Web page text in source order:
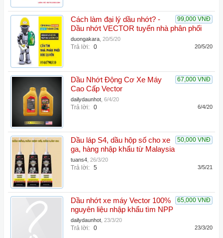
99,000 VNĐ
Cách làm đại lý dầu nhớt? -
Dầu nhớt VECTOR tuyển nhà phân phối
duongakara 20/5/20
Trả lời: 0 20/5/20
67,000 VNĐ
Dầu Nhớt Động Cơ Xe Máy
Cao Cấp Vector
dailydaunhot 6/4/20
Trả lời: 0 6/4/20
50,000 VNĐ
Dầu láp S4, dầu hộp số cho xe
ga, hàng nhập khẩu từ Malaysia
tuans4 26/3/20
Trả lời: 5 3/5/21
65,000 VNĐ
Dầu nhớt xe máy Vector 100%
nguyên liệu nhập khẩu tìm NPP
dailydaunhot 23/3/20
Trả lời: 0 23/3/20